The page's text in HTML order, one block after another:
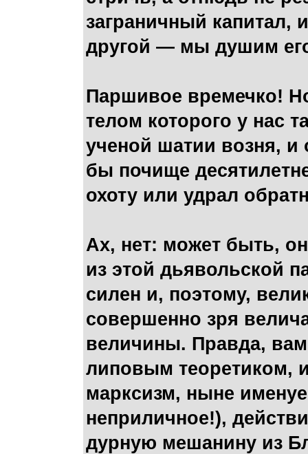
заграничный капитал,
другой — мы душим
Паршивое времечко!
телом которого у нас
ученой шатии возня, и
бы почище
охоту или удрал
Ах, нет: может быть,
из этой дьявольской
силен и, поэтому,
совершенно зря
величины. Правда,
липовым теоретиком,
марксизм, ныне
неприличное!),
дурную мешанину из